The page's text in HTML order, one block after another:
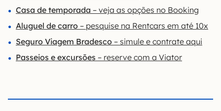
Casa de temporada – veja as opções no Booking
Aluguel de carro – pesquise na Rentcars em até 10x
Seguro Viagem Bradesco – simule e contrate aqui
Passeios e excursões – reserve com a Viator